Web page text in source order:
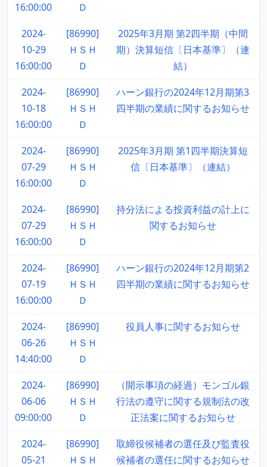
16:00:00
Ｄ
2024-
10-29
16:00:00
[86990]
ＨＳＨ
Ｄ
2025年3月期 第2四半期（中間
期）決算短信〔日本基準〕（連
結）
2024-
10-18
16:00:00
[86990]
ＨＳＨ
Ｄ
ハーン銀行の2024年12月期第3
四半期の業績に関するお知らせ
2024-
07-29
16:00:00
[86990]
ＨＳＨ
Ｄ
2025年3月期 第1四半期決算短
信〔日本基準〕（連結）
2024-
07-29
16:00:00
[86990]
ＨＳＨ
Ｄ
持分法による投資利益の計上に
関するお知らせ
2024-
07-19
16:00:00
[86990]
ＨＳＨ
Ｄ
ハーン銀行の2024年12月期第2
四半期の業績に関するお知らせ
2024-
06-26
14:40:00
[86990]
ＨＳＨ
Ｄ
役員人事に関するお知らせ
2024-
06-06
09:00:00
[86990]
ＨＳＨ
Ｄ
（開示事項の経過）モンゴル銀
行法の遵守に関する規制法の改
正法案に関するお知らせ
2024-
05-21
[86990]
ＨＳＨ
取締役候補者の選任及び監査役
候補者の選任に関するお知らせ